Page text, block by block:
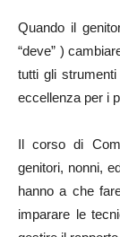
Quando il
“deve” )
tutti gli
eccellenza per i
Il corso di
genitori, nonni,
hanno a che
imparare le